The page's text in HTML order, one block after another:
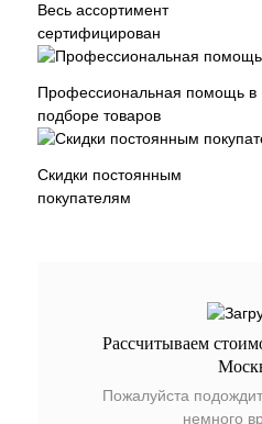
Весь ассортимент
сертифицирован
Профессиональная помощь в
подборе товаров
Скидки постоянным
покупателям
Рассчитываем
Пожалуйста
немного